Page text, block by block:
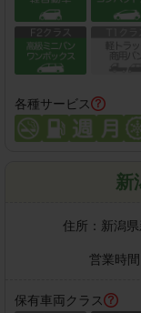
各種サービス
新
住所： 新潟
営業時間
保有車両クラス